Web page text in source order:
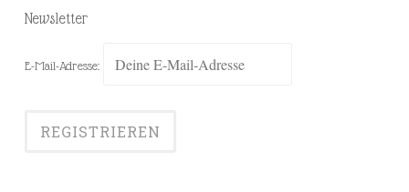
Newsletter
E-Mail-Adresse: